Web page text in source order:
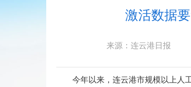
激活数据
来源：连云港日报
今年以来，连云港市规模以上人